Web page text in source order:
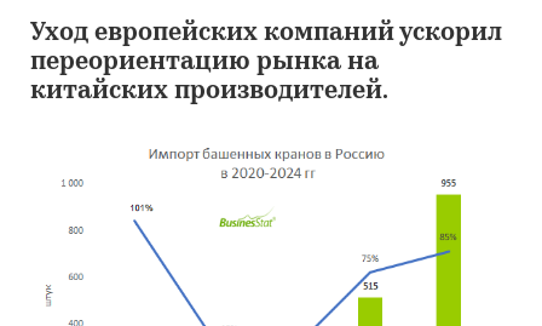
Уход европейских компаний ускорил
переориентацию рынка на
китайских производителей.